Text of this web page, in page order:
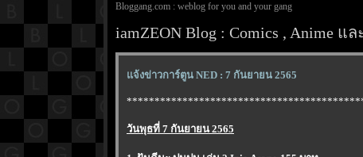
Bloggang.com : weblog for you and your gang
iamZEON Blog : Comics , Anime แ
จ้งข่าวการ์ตูน NED : 7 กันยายน 2565
วันพุธที่ 7 กันยายน 2565